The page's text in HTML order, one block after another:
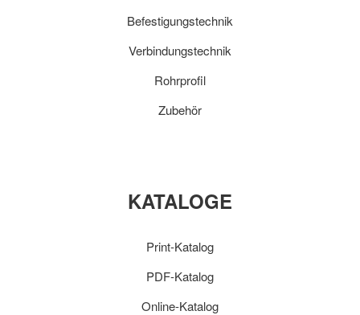
Befestigungstechnik
Verbindungstechnik
Rohrprofil
Zubehör
KATALOGE
Print-Katalog
PDF-Katalog
Online-Katalog